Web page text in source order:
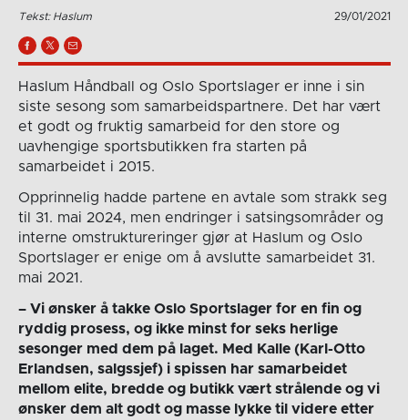
Tekst: Haslum 29/01/2021
Haslum Håndball og Oslo Sportslager er inne i sin
siste sesong som samarbeidspartnere. Det har vært
et godt og fruktig samarbeid for den store og
uavhengige sportsbutikken fra starten på
samarbeidet i 2015.
Opprinnelig hadde partene en avtale som strakk seg
til 31. mai 2024, men endringer i satsingsområder og
interne omstruktureringer gjør at Haslum og Oslo
Sportslager er enige om å avslutte samarbeidet 31.
mai 2021.
– Vi ønsker å takke Oslo Sportslager for en fin og
ryddig prosess, og ikke minst for seks herlige
sesonger med dem på laget. Med Kalle (Karl-Otto
Erlandsen, salgssjef) i spissen har samarbeidet
mellom elite, bredde og butikk vært strålende og vi
ønsker dem alt godt og masse lykke til videre etter